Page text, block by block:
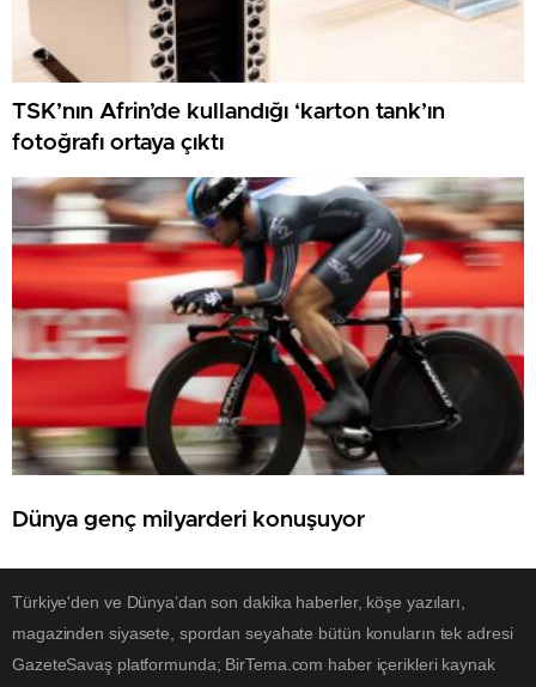
TSK’nın Afrin’de kullandığı ‘karton tank’ın
fotoğrafı ortaya çıktı
Dünya genç milyarderi konuşuyor
Türkiye'den ve Dünya’dan son dakika haberler, köşe yazıları,
magazinden siyasete, spordan seyahate bütün konuların tek adresi
GazeteSavaş platformunda; BirTema.com haber içerikleri kaynak